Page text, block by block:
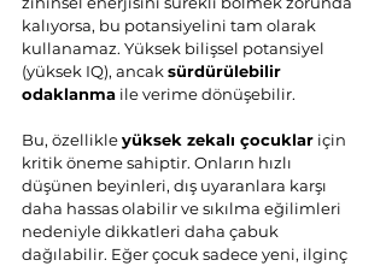
kalıyorsa, bu potansiyelini tam olarak
kullanamaz. Yüksek bilişsel potansiyel
(yüksek IQ), ancak sürdürülebilir
odaklanma ile verime dönüşebilir.
Bu, özellikle yüksek zekalı çocuklar için
kritik öneme sahiptir. Onların hızlı
düşünen beyinleri, dış uyaranlara karşı
daha hassas olabilir ve sıkılma eğilimleri
nedeniyle dikkatleri daha çabuk
dağılabilir. Eğer çocuk sadece yeni, ilginç